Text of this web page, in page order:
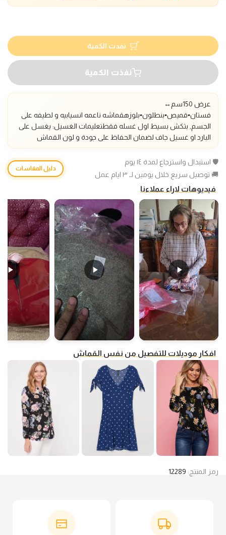
نفدت الكمية
نفذت الكمية
عرض 150سم
↔️
فستان▪️قميص▪️بنطلون▪️بلوزهقماشه ناعمه انسيابيه و لطيفه على
الجسم, بتكش بسيط اول غسله فقطتعليمات الغسيل: يغسل على
البارد او غسيل جاف لضمان الحفاظ على جودة و لون القماش
🛡️ استبدال واسترجاع لمدة ١٤ يوم
🚚 توصيل سريع خلال يومين لـ ٣ ايام عمل
دليل المقاسات
فيديوهات لاراء عملاءنا
افكار موديلات للتفصيل من نفس القماش
رمز المنتج: 12289